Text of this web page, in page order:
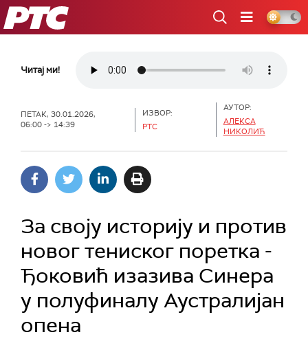
РТС
Читај ми!
ПЕТАК, 30.01.2026,
06:00 -> 14:39
ИЗВОР:
РТС
АУТОР:
АЛЕКСА
НИКОЛИЋ
За своју историју и против
новог тениског поретка -
Ђоковић изазива Синера
у полуфиналу Аустралијан
опена